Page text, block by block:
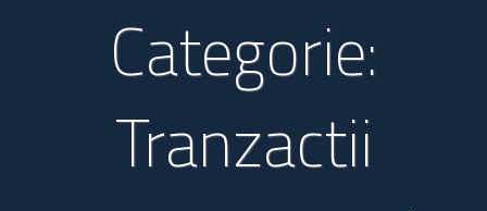
Categorie:
Tranzactii